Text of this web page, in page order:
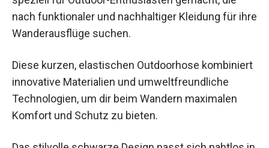
die nach funktionaler und nachhaltiger Kleidung
für ihre Wanderausflüge suchen.
kombiniert innovative Materialien und
umweltfreundliche Technologien, um dir beim
Wandern maximalen Komfort und Schutz zu
bieten.